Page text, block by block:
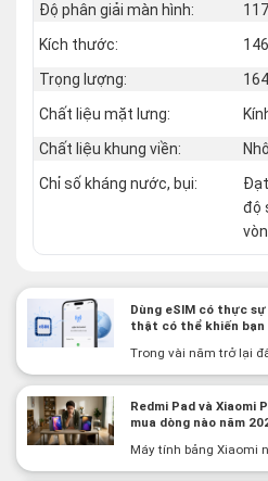
Độ phân giải màn hình:
Kích thước:
Trọng lượng:
Chất liệu mặt lưng:
Chất liệu khung viền:
Chỉ số kháng nước, bụi:
độ
Dùng eSIM có thực
thật có thể khiến bạn
Trong vài năm trở lại
Redmi Pad và Xiaomi
mua dòng nào năm
Máy tính bảng Xiaomi